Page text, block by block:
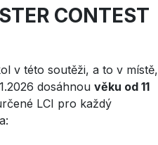
CONTEST
v této soutěži, a to v místě,
dosáhnou věku od 11
LCI pro každý